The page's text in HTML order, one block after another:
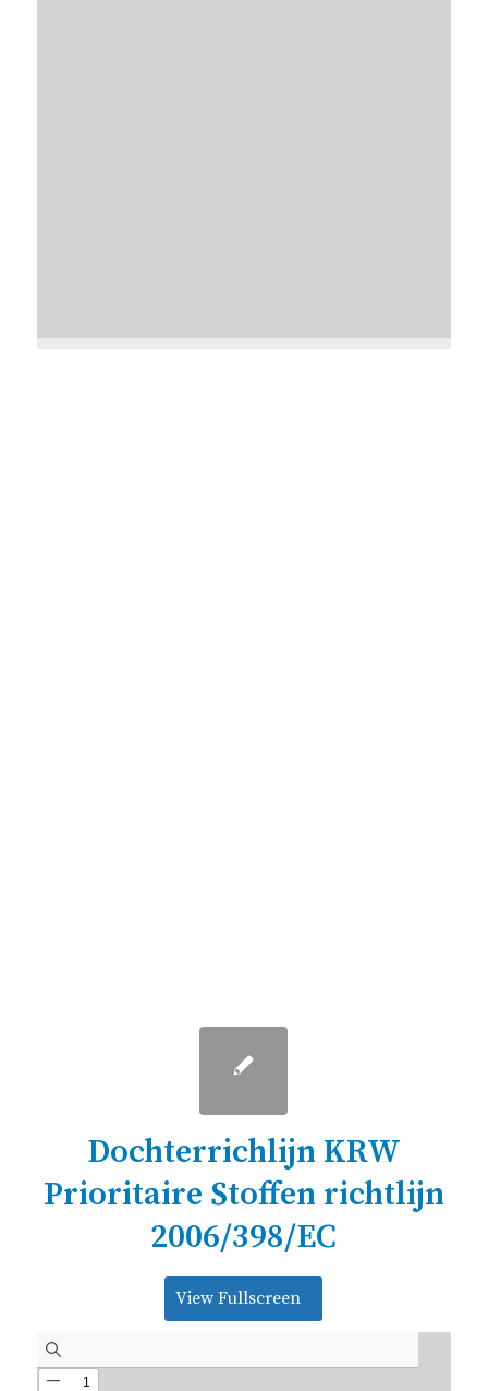
Dochterrichlijn KRW
Prioritaire Stoffen richtlijn
2006/398/EC
View Fullscreen